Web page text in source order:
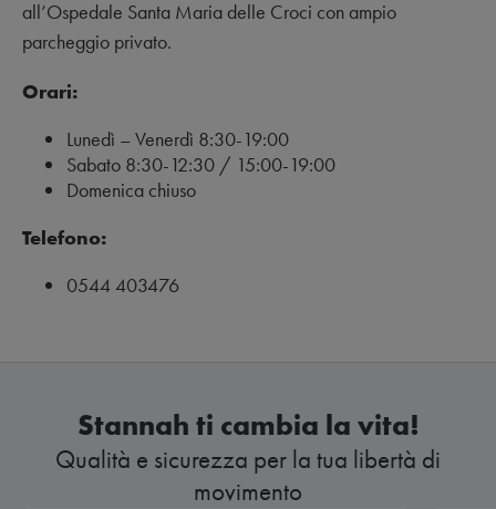
all’Ospedale Santa Maria delle Croci con ampio
parcheggio privato.
Orari:
Lunedì – Venerdì 8:30-19:00
Sabato 8:30-12:30 / 15:00-19:00
Domenica chiuso
Telefono:
0544 403476
Stannah ti cambia la vita!
Qualità e sicurezza per la tua libertà di
movimento